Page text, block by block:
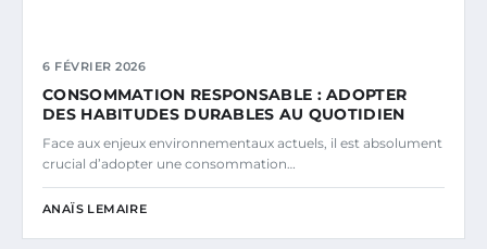
6 FÉVRIER 2026
CONSOMMATION RESPONSABLE : ADOPTER
DES HABITUDES DURABLES AU QUOTIDIEN
Face aux enjeux environnementaux actuels, il est absolument
crucial d’adopter une consommation…
ANAÏS LEMAIRE